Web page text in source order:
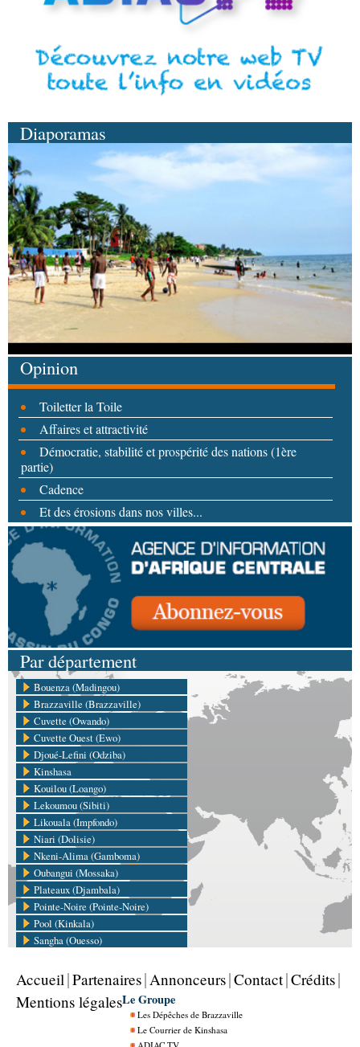
Diaporamas
Opinion
Toiletter la Toile
Affaires et attractivité
Démocratie, stabilité et prospérité des nations (1ère
partie)
Cadence
Et des érosions dans nos villes...
Par département
Bouenza (Madingou)
Brazzaville (Brazzaville)
Cuvette (Owando)
Cuvette Ouest (Ewo)
Djoué-Lefini (Odziba)
Kinshasa
Kouilou (Loango)
Lekoumou (Sibiti)
Likouala (Impfondo)
Niari (Dolisie)
Nkeni-Alima (Gamboma)
Oubangui (Mossaka)
Plateaux (Djambala)
Pointe-Noire (Pointe-Noire)
Pool (Kinkala)
Sangha (Ouesso)
Accueil Partenaires Annonceurs Contact Crédits
Mentions légalesLe Groupe
Les Dépêches de Brazzaville
Le Courrier de Kinshasa